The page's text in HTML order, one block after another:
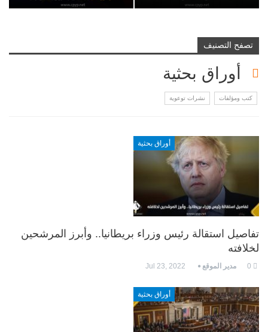
تصفح التصنيف
أوراق بحثية
كتب ومؤلفات نشرات توعوية
أوراق بحثية
تفاصيل استقالة رئيس وزراء بريطانيا.. وأبرز المرشحين
لخلافته
مدير الموقع Jul 23, 2022
أوراق بحثية